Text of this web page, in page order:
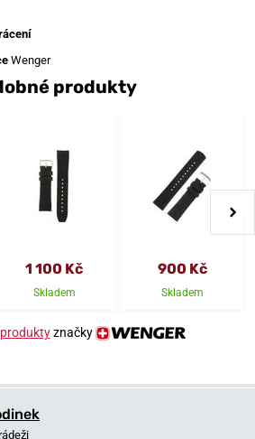
Wenger
produkty
1 100 Kč
Skladem
900 Kč
Skladem
značky